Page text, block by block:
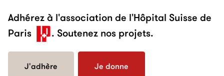
Adhérez à l'association de l'Hôpital Suisse de
Paris
. Soutenez nos projets.
J'adhère Je donne